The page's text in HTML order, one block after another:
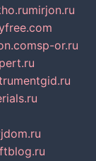
mirjon.ru
sp-or.ru